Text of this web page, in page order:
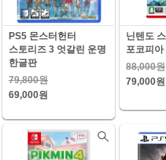
PS5 몬스터헌터
스토리즈 3 엇갈린 운명
한글판
79,800원
69,000원
닌텐도
포코피
88,000원
79,000원